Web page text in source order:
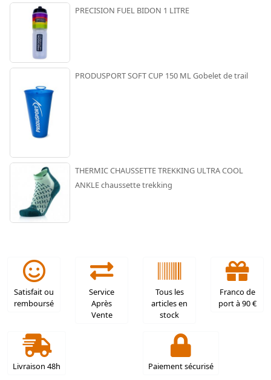
PRECISION FUEL BIDON 1 LITRE
PRODUSPORT SOFT CUP 150 ML Gobelet de trail
THERMIC CHAUSSETTE TREKKING ULTRA COOL
ANKLE chaussette trekking
Satisfait ou
remboursé
Service
Après
Vente
Tous les
articles en
stock
Franco de
port à 90 €
Livraison 48h Paiement sécurisé